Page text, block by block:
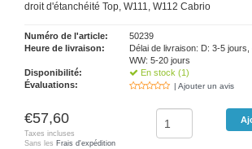
droit d'étanchéité Top, W111, W112 Cabrio
Numéro de l'article:
50239
Heure de livraison:
Délai de livraison: D: 3-5 jours,
WW: 5-20 jours
Disponibilité:
En stock (1)
Évaluations:
| Ajouter un avis
€57,60
Taxes incluses
Sans les Frais d'expédition